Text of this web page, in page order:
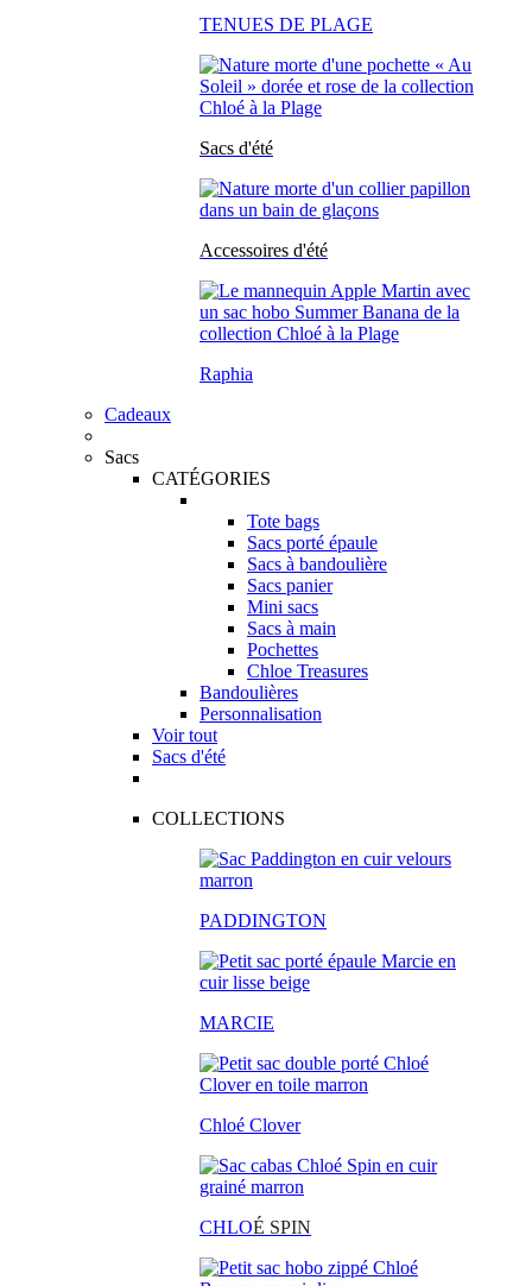
TENUES DE PLAGE
Sacs d'été
Accessoires d'été
Raphia
Cadeaux
Sacs
CATÉGORIES
Tote bags
Sacs porté épaule
Sacs à bandoulière
Sacs panier
Mini sacs
Sacs à main
Pochettes
Chloe Treasures
Bandoulières
Personnalisation
Voir tout
Sacs d'été
COLLECTIONS
PADDINGTON
MARCIE
Chloé Clover
CHLOÉ SPIN